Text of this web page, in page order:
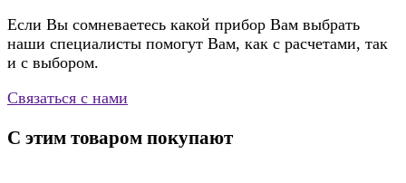
Если Вы сомневаетесь какой прибор Вам выбрать
наши специалисты помогут Вам, как с расчетами, так
и с выбором.
Связаться с нами
С этим товаром покупают